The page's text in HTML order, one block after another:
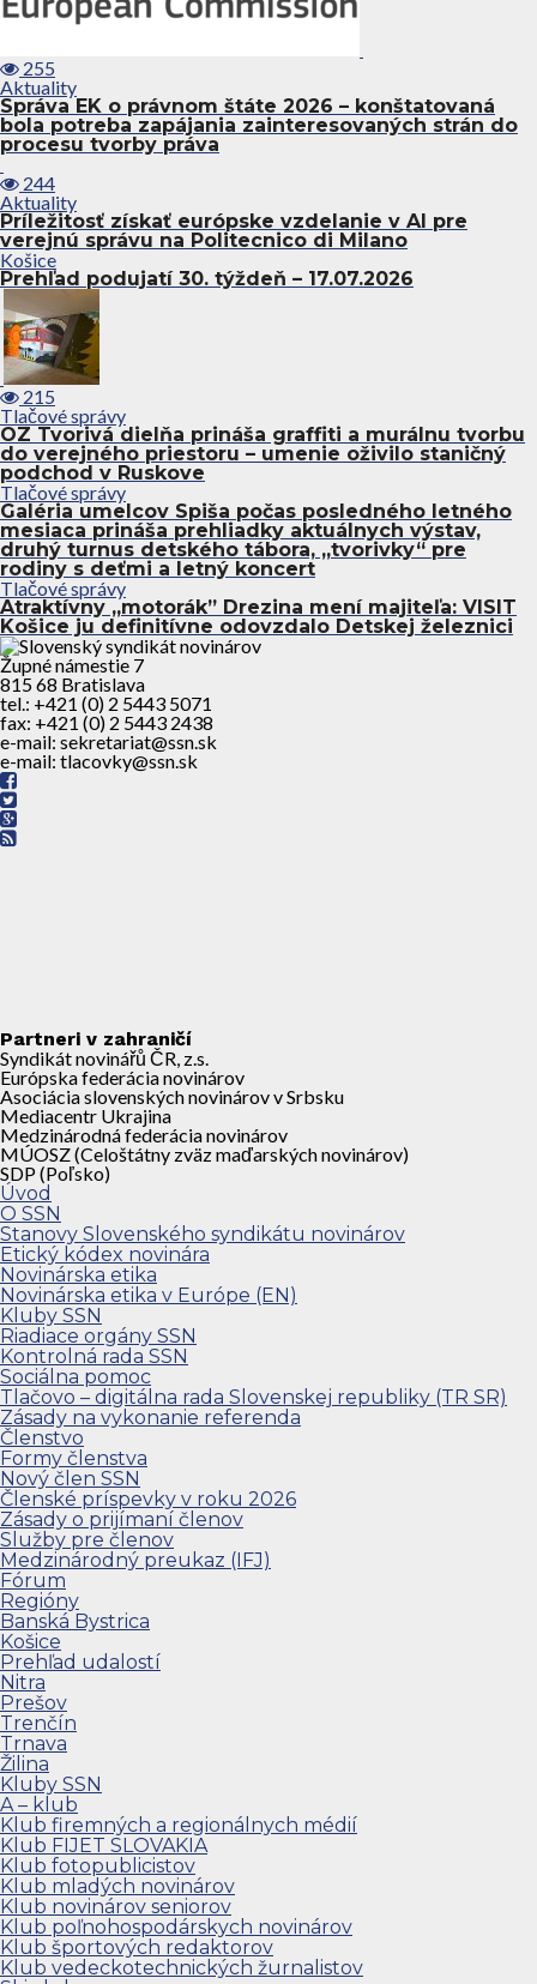
255
Aktuality
Správa EK o právnom štáte 2026 – konštatovaná
bola potreba zapájania zainteresovaných strán do
procesu tvorby práva
244
Aktuality
Príležitosť získať európske vzdelanie v AI pre
verejnú správu na Politecnico di Milano
Košice
Prehľad podujatí 30. týždeň – 17.07.2026
215
Tlačové správy
OZ Tvorivá dielňa prináša graffiti a murálnu tvorbu
do verejného priestoru – umenie oživilo staničný
podchod v Ruskove
Tlačové správy
Galéria umelcov Spiša počas posledného letného
mesiaca prináša prehliadky aktuálnych výstav,
druhý turnus detského tábora, „tvorivky“ pre
rodiny s deťmi a letný koncert
Tlačové správy
Atraktívny ,,motorák” Drezina mení majiteľa: VISIT
Košice ju definitívne odovzdalo Detskej železnici
Župné námestie 7
815 68 Bratislava
tel.: +421 (0) 2 5443 5071
fax: +421 (0) 2 5443 2438
e-mail: sekretariat@ssn.sk
e-mail: tlacovky@ssn.sk
Partneri v zahraničí
Syndikát novinářů ČR, z.s.
Európska federácia novinárov
Asociácia slovenských novinárov v Srbsku
Mediacentr Ukrajina
Medzinárodná federácia novinárov
MÚOSZ (Celoštátny zväz maďarských novinárov)
SDP (Poľsko)
Úvod
O SSN
Stanovy Slovenského syndikátu novinárov
Etický kódex novinára
Novinárska etika
Novinárska etika v Európe (EN)
Kluby SSN
Riadiace orgány SSN
Kontrolná rada SSN
Sociálna pomoc
Tlačovo – digitálna rada Slovenskej republiky (TR SR)
Zásady na vykonanie referenda
Členstvo
Formy členstva
Nový člen SSN
Členské príspevky v roku 2026
Zásady o prijímaní členov
Služby pre členov
Medzinárodný preukaz (IFJ)
Fórum
Regióny
Banská Bystrica
Košice
Prehľad udalostí
Nitra
Prešov
Trenčín
Trnava
Žilina
Kluby SSN
A – klub
Klub firemných a regionálnych médií
Klub FIJET SLOVAKIA
Klub fotopublicistov
Klub mladých novinárov
Klub novinárov seniorov
Klub poľnohospodárskych novinárov
Klub športových redaktorov
Klub vedeckotechnických žurnalistov